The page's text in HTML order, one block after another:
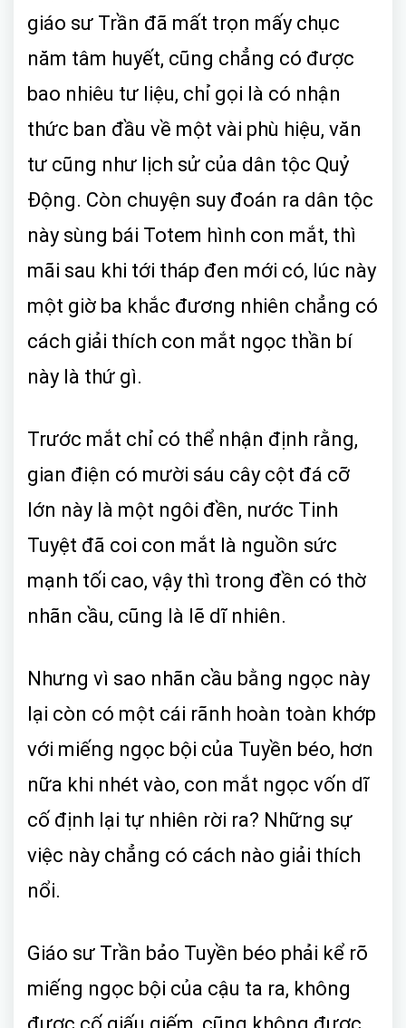
giáo sư Trần đã mất trọn mấy chục
năm tâm huyết, cũng chẳng có được
bao nhiêu tư liệu, chỉ gọi là có nhận
thức ban đầu về một vài phù hiệu, văn
tư cũng như lịch sử của dân tộc Quỷ
Động. Còn chuyện suy đoán ra dân tộc
này sùng bái Totem hình con mắt, thì
mãi sau khi tới tháp đen mới có, lúc này
một giờ ba khắc đương nhiên chẳng có
cách giải thích con mắt ngọc thần bí
này là thứ gì.
Trước mắt chỉ có thể nhận định rằng,
gian điện có mười sáu cây cột đá cỡ
lớn này là một ngôi đền, nước Tinh
Tuyệt đã coi con mắt là nguồn sức
mạnh tối cao, vậy thì trong đền có thờ
nhãn cầu, cũng là lẽ dĩ nhiên.
Nhưng vì sao nhãn cầu bằng ngọc này
lại còn có một cái rãnh hoàn toàn khớp
với miếng ngọc bội của Tuyền béo, hơn
nữa khi nhét vào, con mắt ngọc vốn dĩ
cố định lại tự nhiên rời ra? Những sự
việc này chẳng có cách nào giải thích
nổi.
Giáo sư Trần bảo Tuyền béo phải kể rõ
miếng ngọc bội của cậu ta ra, không